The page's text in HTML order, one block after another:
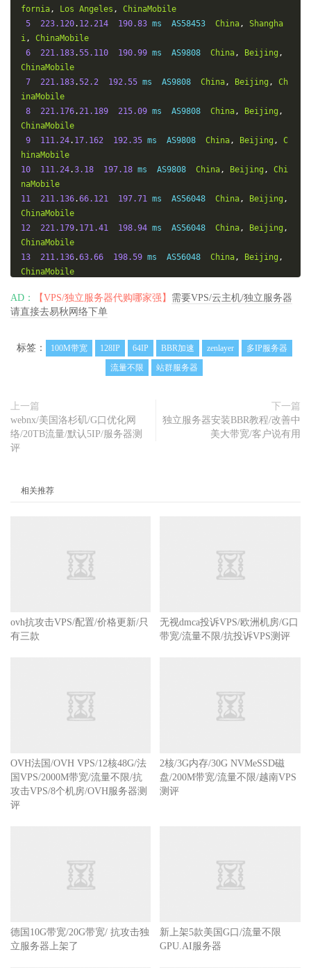
fornia , Los Angeles ,
ChinaMobile
5
223.120. 12.214 190.83 ms  AS58453 China ,
Shangha
i ,
ChinaMobile
6
221.183.55.110 190.99 ms  AS9808 China , Beijing ,
ChinaMobile
7
221.183.52.2 192.55 ms  AS9808 China , Beijing ,
Ch
inaMobile
8
221.176. 21.189 215.09 ms  AS9808 China , Beijing ,
ChinaMobile
9
111.24. 17.162 192.35 ms  AS9808 China , Beijing ,
C
hinaMobile
10
111.24.3.18 197.18 ms  AS9808 China , Beijing ,
Chi
naMobile
11
211.136.66.121 197.71 ms  AS56048 China , Beijing ,
ChinaMobile
12
221.179. 171.41 198.94 ms  AS56048 China , Beijing ,
ChinaMobile
13
211.136.63.66 198.59 ms  AS56048 China , Beijing ,
ChinaMobile
ChinaMobile
15
*
17
211.136.25.153 195.80 ms  AS56048 China Beijing,
ChinaMobile
AD： 【VPS/独立服务器代购哪家强】 需要VPS/云主机/独立服务器
请直接去易秋网络下单
标签： 100M带宽 128IP 64IP BBR加速 zenlayer
多IP服务器
流量不限
站群服务器
上一篇
webnx/美国洛杉矶/G口优化网
络/20TB流量/默认5IP/服务器测
评
下一篇
独立服务器安装BBR教程/改善中
美大带宽/客户说有用
相关推荐
ovh抗攻击VPS/配置/价格更新/只
有三款
无视dmca投诉VPS/欧洲机房/G口
带宽/流量不限/抗投诉VPS测评
OVH法国/OVH VPS/12核48G/法
国VPS/2000M带宽/流量不限/抗
攻击VPS/8个机房/OVH服务器测
评
2核/3G内存/30G NVMeSSD磁
盘/200M带宽/流量不限/越南VPS
测评
德国10G带宽/20G带宽/ 抗攻击独
立服务器上架了
新上架5款美国G口/流量不限
GPU.AI服务器